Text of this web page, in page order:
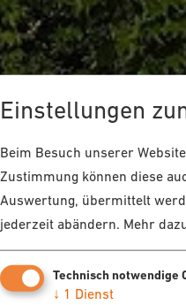
Einstellungen
Beim Besuch unserer
Zustimmung können diese
Auswertung, übermittelt
jederzeit abändern. Mehr
Technisch notwendige
↓ 1 Dienst